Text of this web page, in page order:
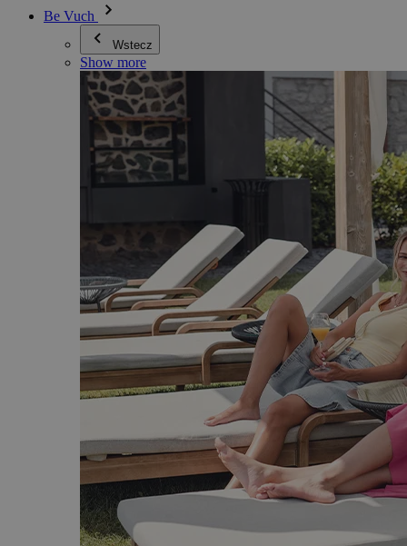
Be Vuch
Wstecz
Show more